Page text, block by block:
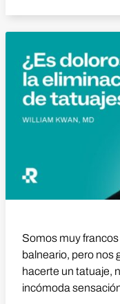
Somos muy
balneario, pero nos
hacerte un tatuaje,
incómoda